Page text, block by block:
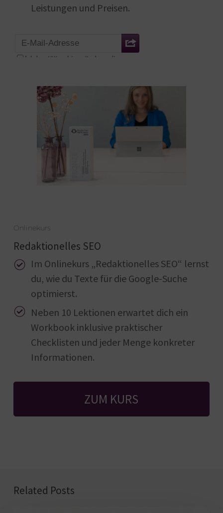
Leistungen und Preisen.
Onlinekurs
Redaktionelles SEO
Im Onlinekurs „Redaktionelles SEO“ lernst
du, wie du Texte für die Google-Suche
optimierst.
Neben 10 Lektionen erwartet dich ein
Workbook inklusive praktischer
Checklisten und jeder Menge konkreter
Informationen.
ZUM KURS
Related Posts